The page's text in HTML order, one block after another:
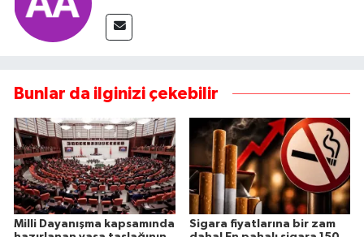
Bunlar da ilginizi çekebilir
Milli Dayanışma kapsamında
Sigara fiyatlarına bir zam